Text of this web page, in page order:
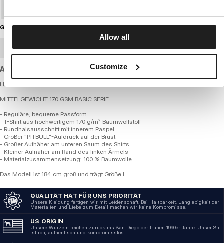
Allow all
Customize
Größenratgeber
GROSSHANDELSBESTELLUNG
A standard-weight cotton T-shirt with a regular fit.
Herren-T-Shirt - NORTON
MITTELGEWICHT 170 GSM BASIC SERIE
- Reguläre, bequeme Passform
- T-Shirt aus hochwertigem 170 g/m² Baumwollstoff
- Rundhalsausschnitt mit innerem Paspel
- Großer "PITBULL"-Aufdruck auf der Brust
- Großer Aufnäher am unteren Saum des Shirts
- Kleiner Aufnäher am Rand des linken Ärmels
- Materialzusammensetzung: 100 % Baumwolle
Das Modell ist 184 cm groß und trägt Größe L.
QUALITÄT HAT FÜR UNS PRIORITÄT
Unsere Kleidung fertigen wir mit Leidenschaft. Bei Haltbarkeit, Langlebigkeit der
Materialien und Liebe zum Detail machen wir keine Kompromisse.
US ORIGIN
Unsere Wurzeln reichen zurück ins San Diego der frühen 1990er Jahre. Unser Stil
ist roh, authentisch und kompromisslos.